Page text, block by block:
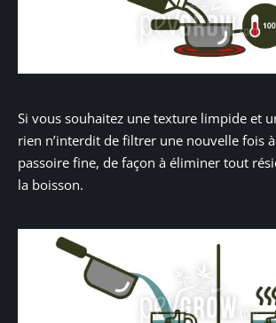
Si vous souhaitez une texture limpide et
rien n’interdit de filtrer une nouvelle fois
passoire fine, de façon à éliminer tout
la boisson.